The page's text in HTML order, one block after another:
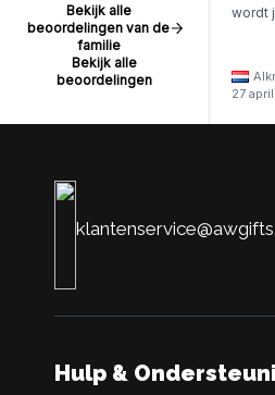
Bekijk alle
beoordelingen van de
familie
Bekijk alle
beoordelingen
wordt
27
Hulp &